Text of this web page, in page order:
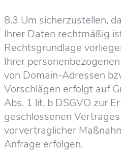
8.3 Um sicherzustellen,
Ihrer Daten rechtmäßig
Rechtsgrundlage
Ihrer
von Domain-Adressen
Vorschlägen erfolgt auf
Abs. 1 lit. b DSGVO zur
geschlossenen
vorvertraglicher
Anfrage erfolgen.